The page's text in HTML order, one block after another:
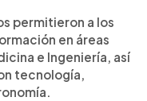
permitieron a los
en áreas
e Ingeniería, así
tecnología,